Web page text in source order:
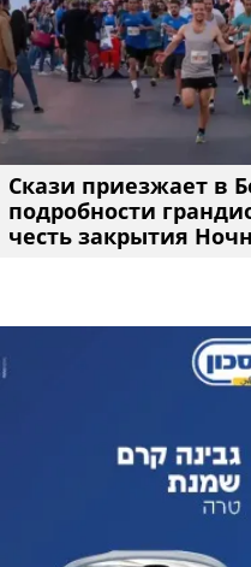
Скази приезжает в
подробности
честь закрытия